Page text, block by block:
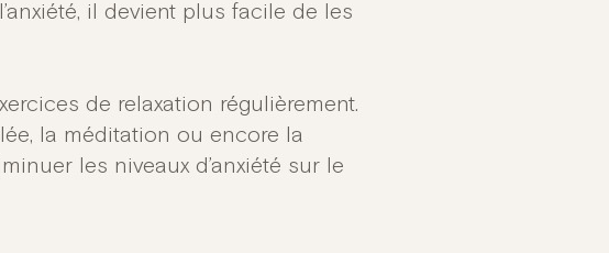
il devient plus facile de les
de relaxation régulièrement.
la méditation ou encore la
les niveaux d’anxiété sur le